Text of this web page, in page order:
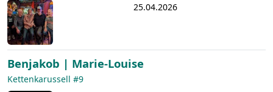
25.04.2026
Benjakob | Marie-Louise
Kettenkarussell #9